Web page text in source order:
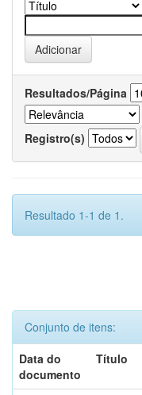
Resultados/Página
Registro(s)
Resultado 1-1 de 1.
Conjunto de itens:
Data do
documento
Título